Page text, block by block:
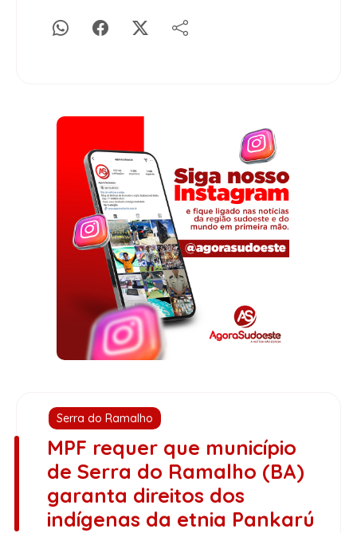
Serra do Ramalho
MPF requer que município
de Serra do Ramalho (BA)
garanta direitos dos
indígenas da etnia Pankarú